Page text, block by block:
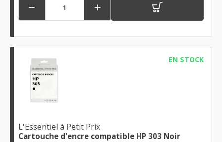
 
EN STOCK
L'Essentiel à Petit Prix
Cartouche d'encre compatible HP 303 Noir